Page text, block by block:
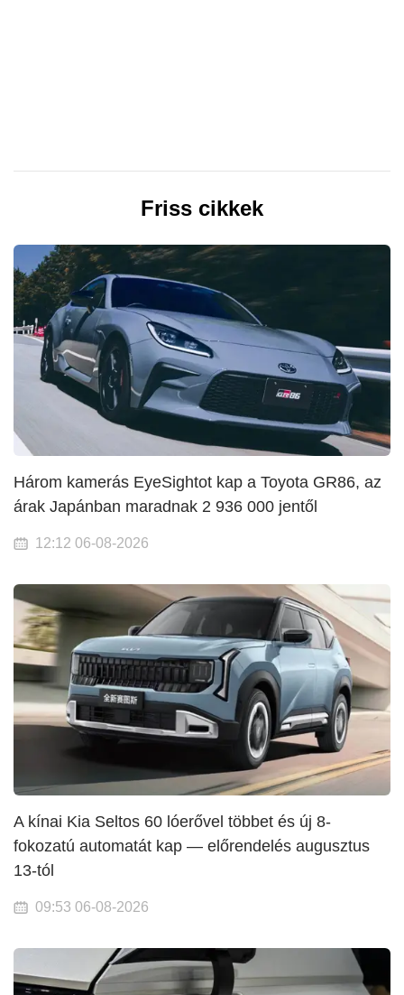
Friss cikkek
Három kamerás EyeSightot kap a Toyota GR86, az
árak Japánban maradnak 2 936 000 jentől
12:12 06-08-2026
A kínai Kia Seltos 60 lóerővel többet és új 8-
fokozatú automatát kap — előrendelés augusztus
13-tól
09:53 06-08-2026